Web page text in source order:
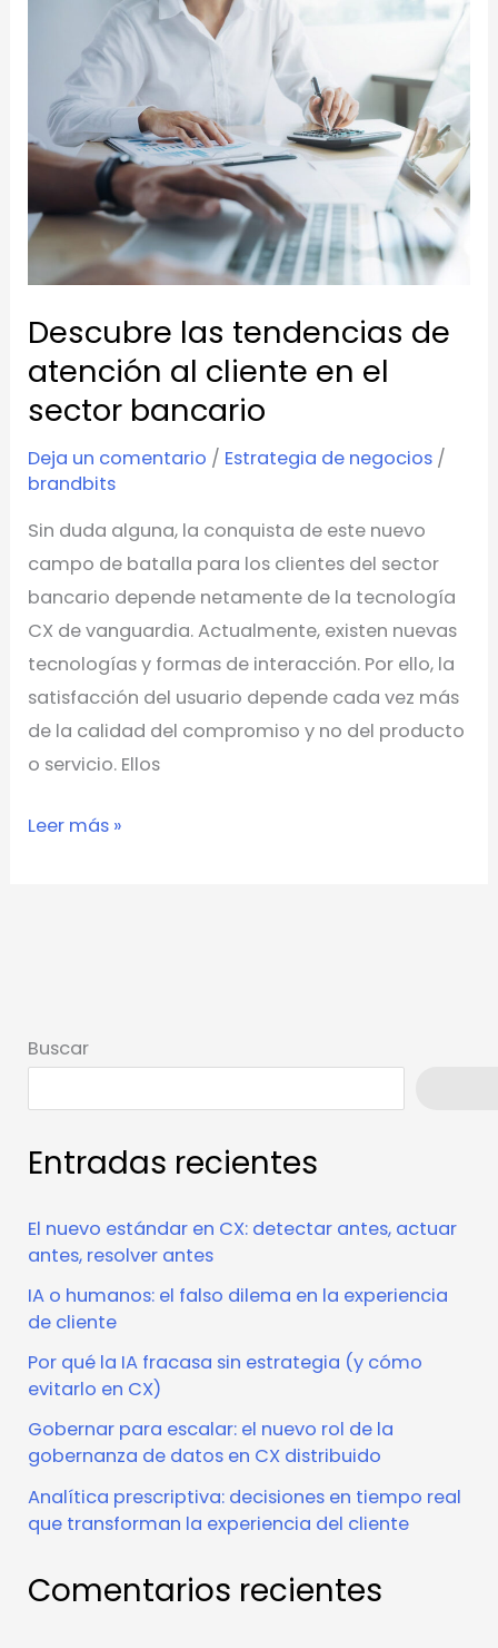
Descubre las tendencias de
atención al cliente en el
sector bancario
Deja un comentario / Estrategia de negocios /
brandbits
Sin duda alguna, la conquista de este nuevo
campo de batalla para los clientes del sector
bancario depende netamente de la tecnología
CX de vanguardia. Actualmente, existen nuevas
tecnologías y formas de interacción. Por ello, la
satisfacción del usuario depende cada vez más
de la calidad del compromiso y no del producto
o servicio. Ellos
tendencias
de
atención
al
cliente
en
bancario
Leer más »
Buscar
Entradas recientes
El nuevo estándar en CX: detectar antes, actuar
antes, resolver antes
IA o humanos: el falso dilema en la experiencia
de cliente
Por qué la IA fracasa sin estrategia (y cómo
evitarlo en CX)
Gobernar para escalar: el nuevo rol de la
gobernanza de datos en CX distribuido
Analítica prescriptiva: decisiones en tiempo real
que transforman la experiencia del cliente
Comentarios recientes